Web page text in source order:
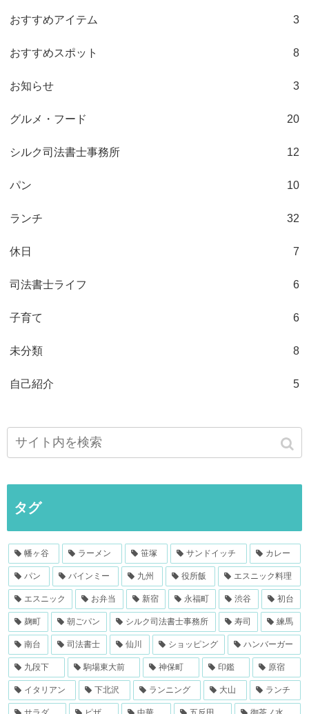
おすすめアイテム 3
おすすめスポット 8
お知らせ 3
グルメ・フード 20
シルク司法書士事務所 12
パン 10
ランチ 32
休日 7
司法書士ライフ 6
子育て 6
未分類 8
自己紹介 5
タグ
幡ヶ谷 ラーメン 笹塚 サンドイッチ カレー
パン バインミー 九州 役所飯 エスニック料理
エスニック お弁当 新宿 永福町 渋谷 初台
麹町 朝ごパン シルク司法書士事務所 寿司 練馬
南台 司法書士 仙川 ショッピング ハンバーガー
九段下 駒場東大前 神保町 印鑑 原宿
イタリアン 下北沢 ランニング 大山 ランチ